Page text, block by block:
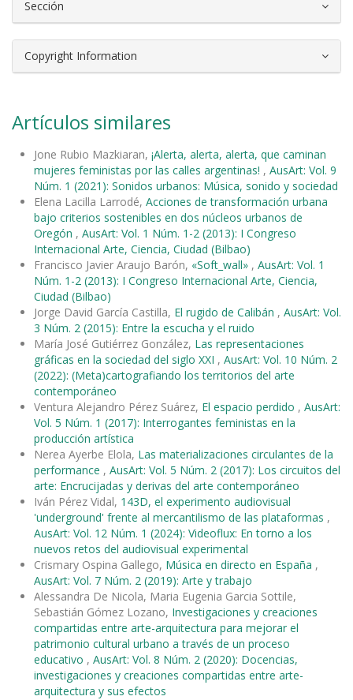
Sección
Copyright Information
Artículos similares
Jone Rubio Mazkiaran, ¡Alerta, alerta, alerta, que caminan
mujeres feministas por las calles argentinas! , AusArt: Vol. 9
Núm. 1 (2021): Sonidos urbanos: Música, sonido y sociedad
Elena Lacilla Larrodé, Acciones de transformación urbana
bajo criterios sostenibles en dos núcleos urbanos de
Oregón , AusArt: Vol. 1 Núm. 1-2 (2013): I Congreso
Internacional Arte, Ciencia, Ciudad (Bilbao)
Francisco Javier Araujo Barón, «Soft_wall» , AusArt: Vol. 1
Núm. 1-2 (2013): I Congreso Internacional Arte, Ciencia,
Ciudad (Bilbao)
Jorge David García Castilla, El rugido de Calibán , AusArt: Vol.
3 Núm. 2 (2015): Entre la escucha y el ruido
María José Gutiérrez González, Las representaciones
gráficas en la sociedad del siglo XXI , AusArt: Vol. 10 Núm. 2
(2022): (Meta)cartografiando los territorios del arte
contemporáneo
Ventura Alejandro Pérez Suárez, El espacio perdido , AusArt:
Vol. 5 Núm. 1 (2017): Interrogantes feministas en la
producción artística
Nerea Ayerbe Elola, Las materializaciones circulantes de la
performance , AusArt: Vol. 5 Núm. 2 (2017): Los circuitos del
arte: Encrucijadas y derivas del arte contemporáneo
Iván Pérez Vidal, 143D, el experimento audiovisual
'underground' frente al mercantilismo de las plataformas ,
AusArt: Vol. 12 Núm. 1 (2024): Videoflux: En torno a los
nuevos retos del audiovisual experimental
Crismary Ospina Gallego, Música en directo en España ,
AusArt: Vol. 7 Núm. 2 (2019): Arte y trabajo
Alessandra De Nicola, Maria Eugenia Garcia Sottile,
Sebastián Gómez Lozano, Investigaciones y creaciones
compartidas entre arte-arquitectura para mejorar el
patrimonio cultural urbano a través de un proceso
educativo , AusArt: Vol. 8 Núm. 2 (2020): Docencias,
investigaciones y creaciones compartidas entre arte-
arquitectura y sus efectos